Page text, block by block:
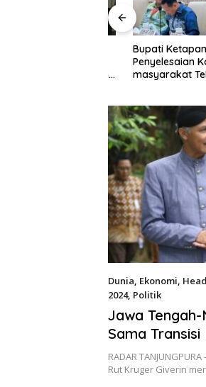
Bupati Ketapang
Penyelesaian
masyarakat Teluk
Dunia, Ekonomi,
2024, Politik
Jumat 17 Februari 2023
Jawa
Sama Transisi
RADAR
Rut Kruger Giverin